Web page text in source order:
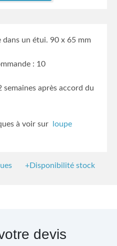
dans un étui. 90 x 65 mm
: 10
semaines après accord du
à voir sur
loupe
+Disponibilité stock
devis